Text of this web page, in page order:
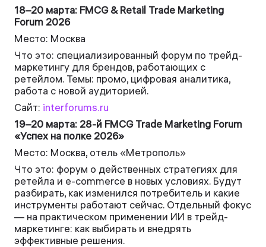
18–20 марта: FMCG & Retail Trade Marketing
Forum 2026
Место: Москва
Что это: специализированный форум по трейд-
маркетингу для брендов, работающих с
ретейлом. Темы: промо, цифровая аналитика,
работа с новой аудиторией.
Сайт: interforums.ru
19–20 марта: 28-й FMCG Trade Marketing Forum
«Успех на полке 2026»
Место: Москва, отель «Метрополь»
Что это: форум о действенных стратегиях для
ретейла и e-commerce в новых условиях. Будут
разбирать, как изменился потребитель и какие
инструменты работают сейчас. Отдельный фокус
— на практическом применении ИИ в трейд-
маркетинге: как выбирать и внедрять
эффективные решения.